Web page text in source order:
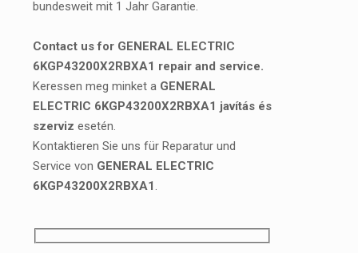
bundesweit mit 1 Jahr Garantie.
Contact us for GENERAL ELECTRIC
6KGP43200X2RBXA1 repair and service.
Keressen meg minket a GENERAL
ELECTRIC 6KGP43200X2RBXA1 javítás és
szerviz esetén.
Kontaktieren Sie uns für Reparatur und
Service von GENERAL ELECTRIC
6KGP43200X2RBXA1 .